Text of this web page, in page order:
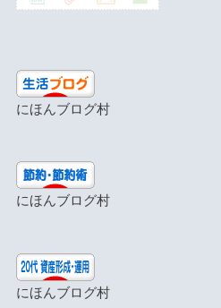
にほんブログ村
にほんブログ村
にほんブログ村